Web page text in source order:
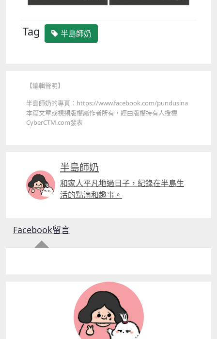
Tag 半島師奶
【編輯聲明】
半島師奶的專頁：https://www.facebook.com/pundusina
本篇文章或視頻版權屬作者所有，經由版權持有人授權
CyberCTM.com發表
半島師奶
和家人平凡地過日子，紀錄在半島生
活的點滴和趣事。
Facebook留言